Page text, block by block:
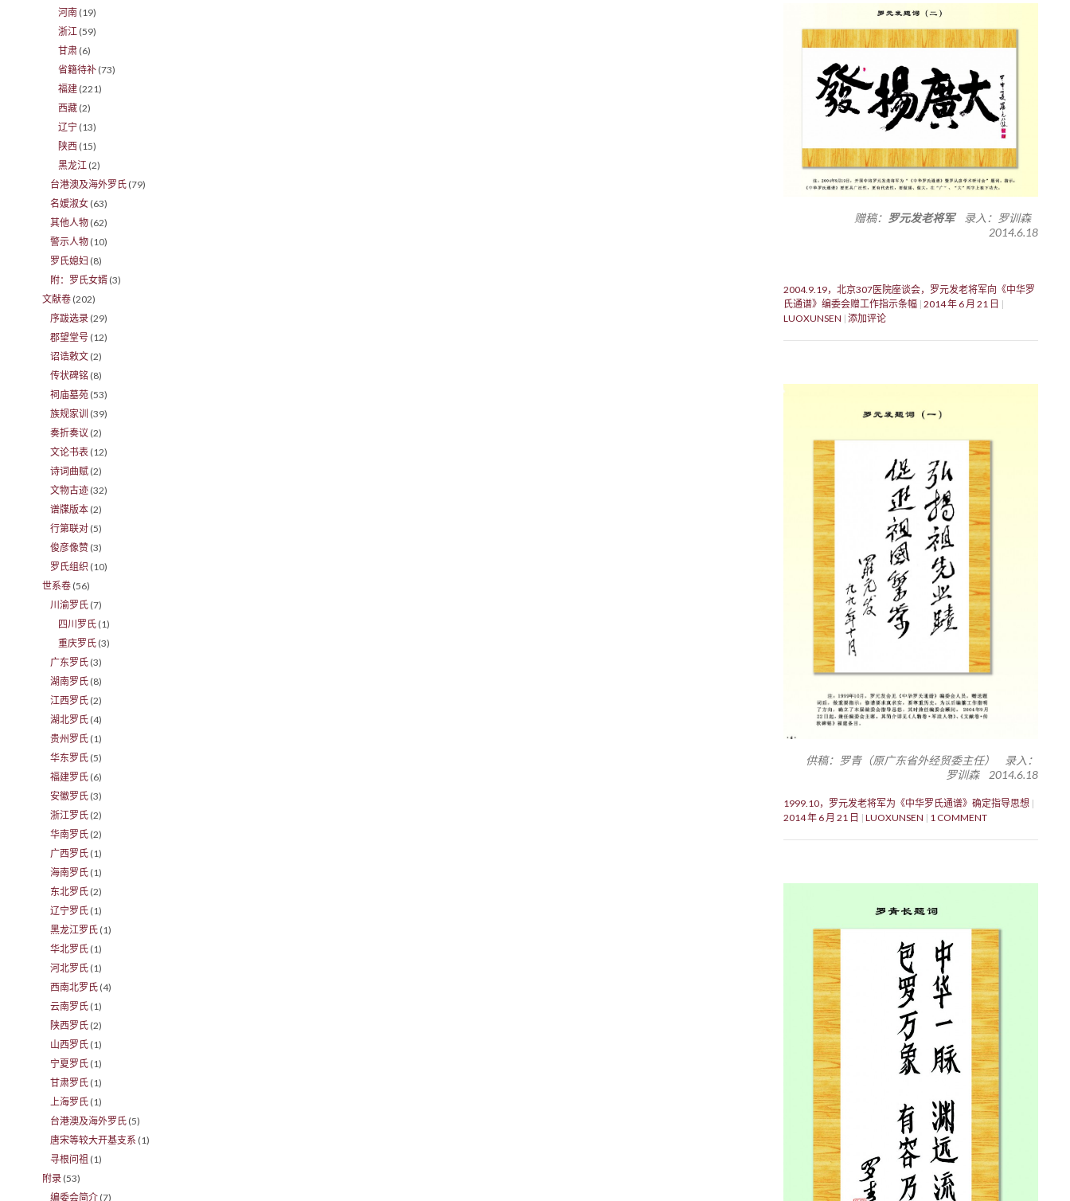
赠稿： 罗元发老将军录入：罗训森
2014.6.18
2004.9.19，北京307医院座谈会，罗元发老将军向《中华罗
氏通谱》编委会赠工作指示条幅 2014 年 6 月 21 日
LUOXUNSEN 添加评论
供稿：罗青（原广东省外经贸委主任） 录入：
罗训森 2014.6.18
1999.10，罗元发老将军为《中华罗氏通谱》确定指导思想
2014 年 6 月 21 日
LUOXUNSEN 1 COMMENT
河南 (19)
浙江 (59)
甘肃 (6)
省籍待补 (73)
福建 (221)
西藏 (2)
辽宁 (13)
陕西 (15)
黑龙江 (2)
台港澳及海外罗氏 (79)
名嫒淑女 (63)
其他人物 (62)
警示人物 (10)
罗氏媳妇 (8)
附：罗氏女婿 (3)
文献卷 (202)
序跋选录 (29)
郡望堂号 (12)
诏诰敕文 (2)
传状碑铭 (8)
祠庙墓苑 (53)
族规家训 (39)
奏折奏议 (2)
文论书表 (12)
诗词曲赋 (2)
文物古迹 (32)
谱牒版本 (2)
行第联对 (5)
俊彦像赞 (3)
罗氏组织 (10)
世系卷 (56)
川渝罗氏 (7)
四川罗氏 (1)
重庆罗氏 (3)
广东罗氏 (3)
湖南罗氏 (8)
江西罗氏 (2)
湖北罗氏 (4)
贵州罗氏 (1)
华东罗氏 (5)
福建罗氏 (6)
安徽罗氏 (3)
浙江罗氏 (2)
华南罗氏 (2)
广西罗氏 (1)
海南罗氏 (1)
东北罗氏 (2)
辽宁罗氏 (1)
黑龙江罗氏 (1)
华北罗氏 (1)
河北罗氏 (1)
西南北罗氏 (4)
云南罗氏 (1)
陕西罗氏 (2)
山西罗氏 (1)
宁夏罗氏 (1)
甘肃罗氏 (1)
上海罗氏 (1)
台港澳及海外罗氏 (5)
唐宋等较大开基支系 (1)
寻根问祖 (1)
附录 (53)
编委会简介 (7)